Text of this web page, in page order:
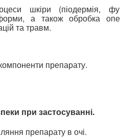
шкіри (піодермія,
а також обробка
та травм.
препарату.
при застосуванні.
препарату в очі.